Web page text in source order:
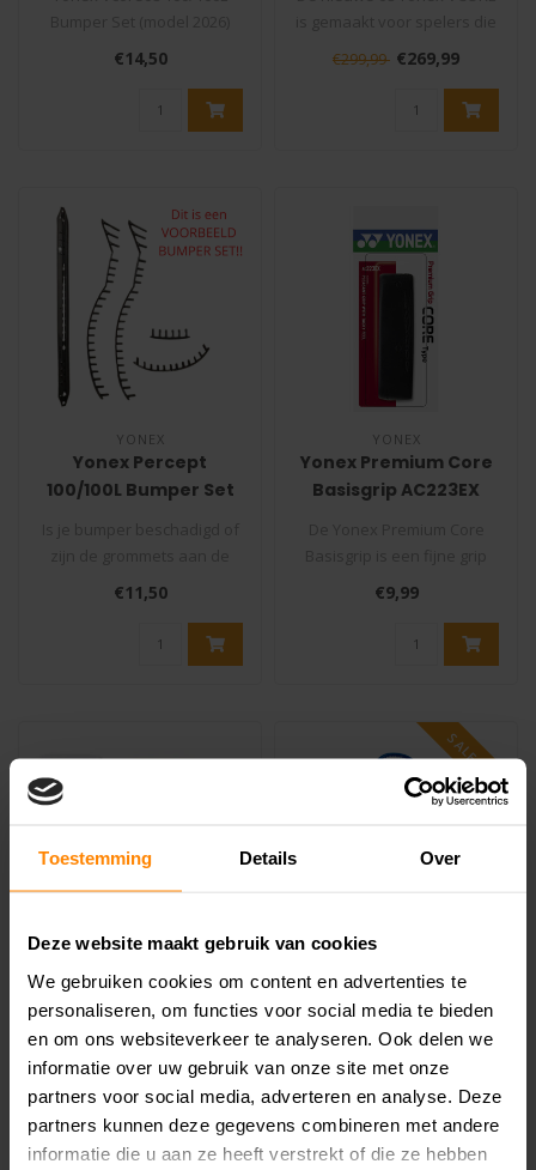
Toestemming Details Over
Deze website maakt gebruik van cookies
We gebruiken cookies om content en advertenties te
personaliseren, om functies voor social media te bieden
en om ons websiteverkeer te analyseren. Ook delen we
informatie over uw gebruik van onze site met onze
partners voor social media, adverteren en analyse. Deze
partners kunnen deze gegevens combineren met andere
informatie die u aan ze heeft verstrekt of die ze hebben
Is je bumper beschadigd of
zijn ..
€14,50
met tempo willen spelen
€299,99 €269,99
YONEX
Yonex Percept
100/100L Bumper Set
binnenkant van je racket
stuk..
€11,50
YONEX
Yonex Premium Core
Basisgrip AC223EX
die een goed gevoel geeft.
De ..
€9,99
YONEX
Yonex Zweetbandje
Pols Small AC493EX
Yonex Zweetbandje Pols
Small AC493EX, Tijdens
tennis, padel, squash of
badminton..
€7,99
SALE -10%
YONEX
Blast Blue
Tennisracket
De Yonex Ezone 100L Blast
Blue Tennisracket is
ontworpen voor de
moderne speler ..
€259,99 €233,99